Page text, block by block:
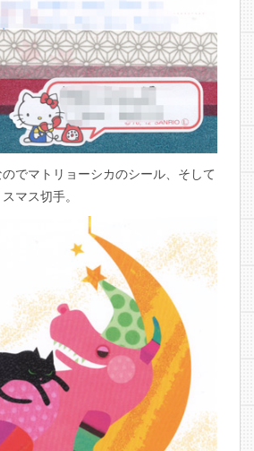
でマトリョーシカのシール、そして
マス切手。